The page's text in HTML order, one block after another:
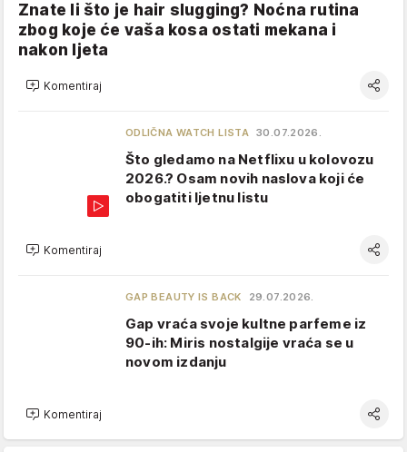
Znate li što je hair slugging? Noćna rutina
zbog koje će vaša kosa ostati mekana i
nakon ljeta
Komentiraj
ODLIČNA WATCH LISTA 30.07.2026.
Što gledamo na Netflixu u kolovozu
2026.? Osam novih naslova koji će
obogatiti ljetnu listu
Komentiraj
GAP BEAUTY IS BACK 29.07.2026.
Gap vraća svoje kultne parfeme iz
90-ih: Miris nostalgije vraća se u
novom izdanju
Komentiraj